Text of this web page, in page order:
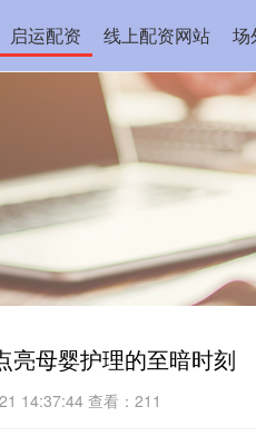
启运配资 线上配资网站 场
亮母婴护理的至暗时刻
14:37:44查看：211